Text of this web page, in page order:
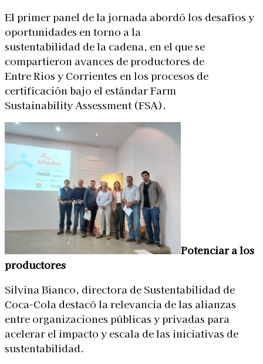
El primer panel de la jornada abordó los desafíos y
oportunidades en torno a la
sustentabilidad de la cadena, en el que se
compartieron avances de productores de
Entre Rios y Corrientes en los procesos de
certificación bajo el estándar Farm
Sustainability Assessment (FSA).
Potenciar a los
productores
Silvina Bianco, directora de Sustentabilidad de
Coca-Cola destacó la relevancia de las alianzas
entre organizaciones públicas y privadas para
acelerar el impacto y escala de las iniciativas de
sustentabilidad.